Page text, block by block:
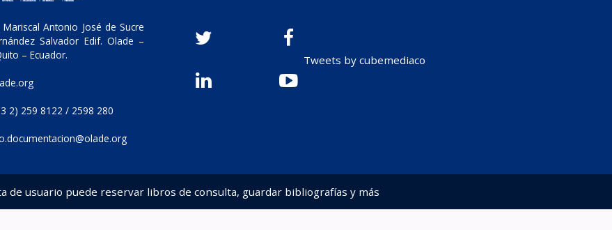
Mariscal Antonio José de Sucre
Salvador Edif. Olade –
– Ecuador.
2) 259 8122 / 2598 280
Tweets by cubemediaco
de usuario puede reservar libros de consulta, guardar bibliografías y más